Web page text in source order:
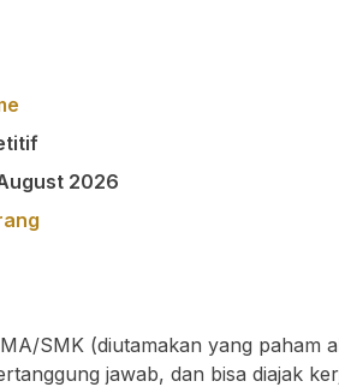
2026
SMK (diutamakan yang paham
jawab, dan bisa diajak